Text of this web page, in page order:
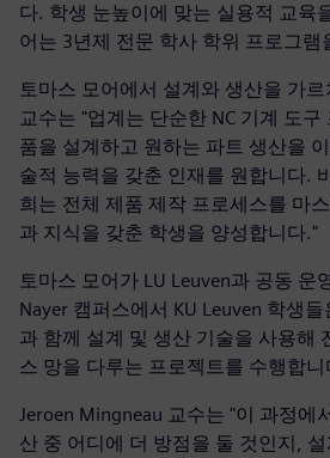
다. 학생 눈높이에 맞는 실용적 교육
어는 3년제 전문 학사 학위 프로그램
토마스 모어에서 설계와 생산을 가
교수는 "업계는 단순한 NC 기계 도
품을 설계하고 원하는 파트 생산을
술적 능력을 갖춘 인재를 원합니다.
희는 전체 제품 제작 프로세스를 마
과 지식을 갖춘 학생을 양성합니다."
토마스 모어가 LU Leuven과 공동 운
Nayer 캠퍼스에서 KU Leuven 학생
과 함께 설계 및 생산 기술을 사용해
스 망을 다루는 프로젝트를 수행합니
Jeroen Mingneau 교수는 "이 과정에
산 중 어디에 더 방점을 둘 것인지,